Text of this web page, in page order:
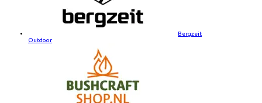
Bergzeit
Outdoor